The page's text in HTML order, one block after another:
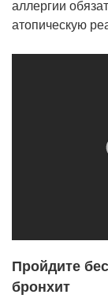
аллергии
атопическую
Пройдите
бронхит